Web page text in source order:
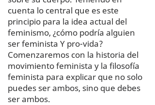
cuenta lo central que es este
principio para la idea actual del
feminismo, ¿cómo podría alguien
ser feminista Y pro-vida?
Comenzaremos con la historia del
movimiento feminista y la filosofía
feminista para explicar que no solo
puedes ser ambos, sino que debes
ser ambos.